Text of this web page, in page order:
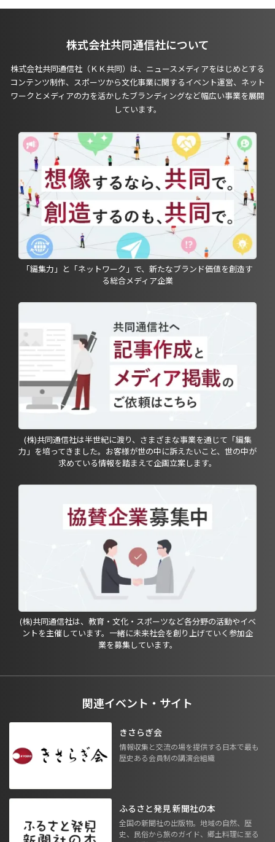
株式会社共同通信社について
株式会社共同通信社（ＫＫ共同）は、ニュースメディアをはじめとする
コンテンツ制作、スポーツから文化事業に関するイベント運営、ネット
ワークとメディアの力を活かしたブランディングなど幅広い事業を展開
しています。
「編集力」と「ネットワーク」で、新たなブランド価値を創造す
る総合メディア企業
(株)共同通信社は半世紀に渡り、さまざまな事業を通じて「編集
力」を培ってきました。お客様が世の中に訴えたいこと、世の中が
求めている情報を踏まえて企画立案します。
(株)共同通信社は、教育・文化・スポーツなど各分野の活動やイベ
ントを主催しています。一緒に未来社会を創り上げていく参加企
業を募集しています。
関連イベント・サイト
きさらぎ会
情報収集と交流の場を提供する日本で最も
歴史ある会員制の講演会組織
ふるさと発見 新聞社の本
全国の新聞社の出版物。地域の自然、歴
史、民俗から旅のガイド、郷土料理に至る